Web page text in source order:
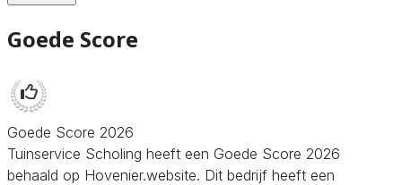
Goede Score
Goede Score 2026
Tuinservice Scholing heeft een Goede Score 2026
behaald op Hovenier.website. Dit bedrijf heeft een